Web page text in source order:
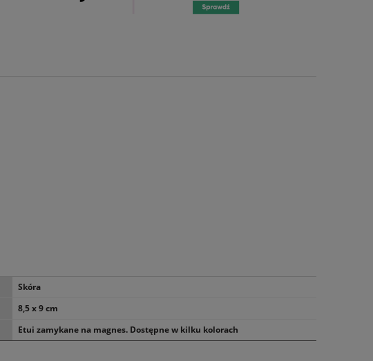
Skóra
8,5 x 9 cm
Etui zamykane na magnes. Dostępne w kilku kolorach